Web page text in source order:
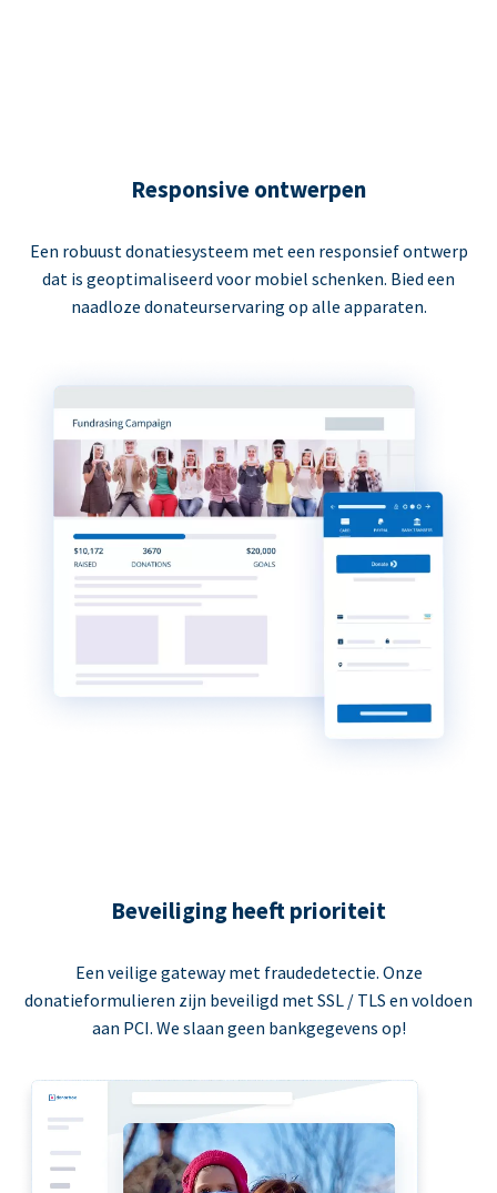
Responsive ontwerpen
Een robuust donatiesysteem met een responsief ontwerp
dat is geoptimaliseerd voor mobiel schenken. Bied een
naadloze donateurservaring op alle apparaten.
Beveiliging heeft prioriteit
Een veilige gateway met fraudedetectie. Onze
donatieformulieren zijn beveiligd met SSL / TLS en voldoen
aan PCI. We slaan geen bankgegevens op!